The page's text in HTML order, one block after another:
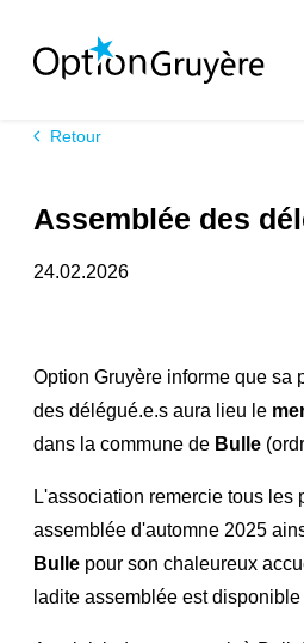
Retour
Assemblée des
24.02.2026
Option Gruyère informe que sa
des délégué.e.s aura lieu le
dans la commune de Bulle
L'association remercie tous les
assemblée d'automne 2025
Bulle pour son chaleureux
ladite assemblée est disponible